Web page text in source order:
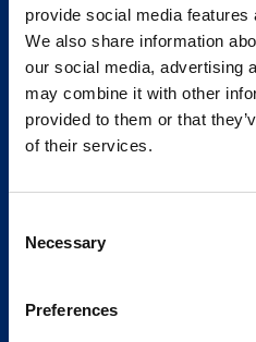
provide social media
We also share information
our social media, advertising
may combine it with other
provided to them or that
of their services.
Selection
Necessary
Preferences